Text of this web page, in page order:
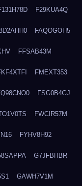
F29KUA4Q
FAQOGOH5
FFSAB43M
FMEXT353
FSG0B4GJ
FWCIR57M
FYHV8H92
G7JFBHBR
GAWH7V1M